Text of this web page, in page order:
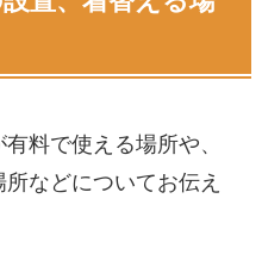
料で使える場所や、
などについてお伝え